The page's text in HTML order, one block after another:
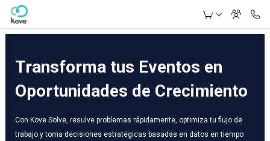
Skip to Main Content
Transforma tus Eventos en
Oportunidades de Crecimiento
Con Kove Solve, resulve problemas rápidamente, optimiza tu flujo de
trabajo y toma decisiones estratégicas basadas en datos en tiempo